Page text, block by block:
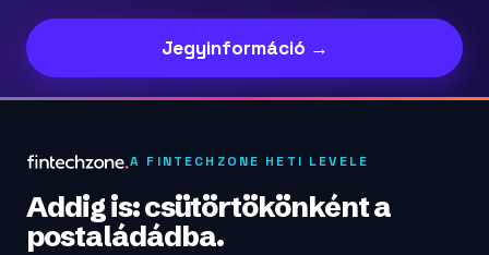
Jegyinformáció →
A FINTECHZONE HETI LEVELE
Addig is: csütörtökönként a
postaládádba.